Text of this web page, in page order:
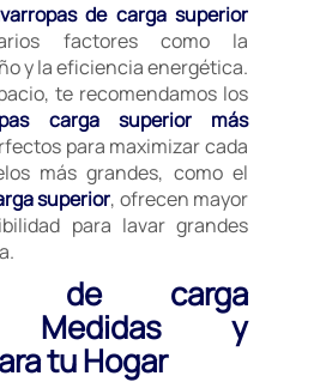
de carga superior
factores como la
y la eficiencia energética.
te recomendamos los
carga superior más
para maximizar cada
más grandes, como el
superior, ofrecen mayor
para lavar grandes
de carga
Medidas y
tu Hogar